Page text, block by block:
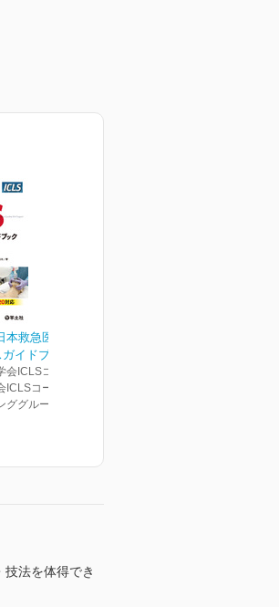
救急医学会
イドブック
会ICLSコース企
ICLSコース教材
ググループ(編)
法を体得でき